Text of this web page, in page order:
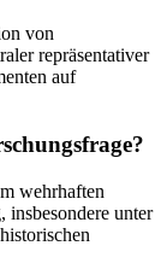
von
repräsentativer
auf
wehrhaften
unter